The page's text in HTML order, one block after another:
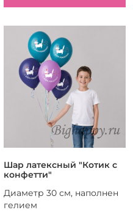
Шар латексный "Котик с
конфетти"
Диаметр 30 см, наполнен
гелием